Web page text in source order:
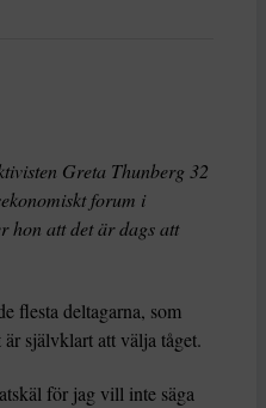
Greta Thunberg 32
forum i
hon att det är dags att
flesta deltagarna, som
självklart att välja tåget.
för jag vill inte säga